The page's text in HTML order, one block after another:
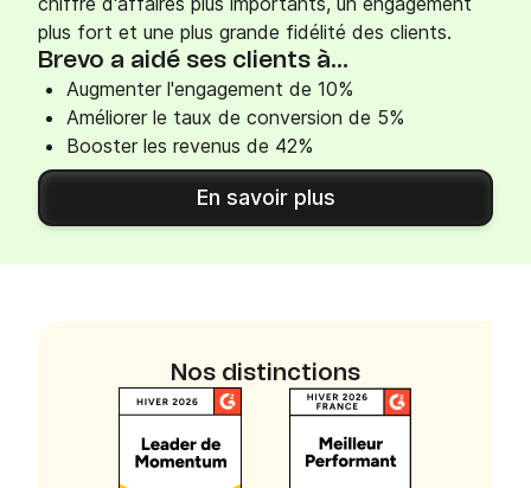
plus fort et une plus grande fidélité des clients.
Brevo a aidé ses clients à...
Augmenter l'engagement de 10%
Améliorer le taux de conversion de 5%
Booster les revenus de 42%
En savoir plus
Nos distinctions